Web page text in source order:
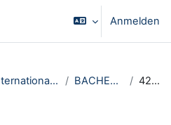
Anmelden
IBA - International Business Administration BACHELOR Kurse GTM 4200 Statistik